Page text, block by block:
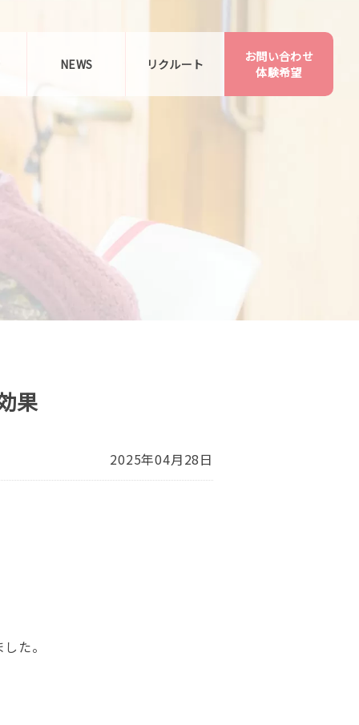
NEWS リクルート
お問い合わせ
体験希望
果
2025年04月28日
た。